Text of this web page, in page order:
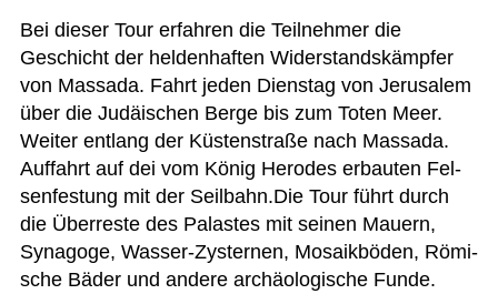
Bei die­ser Tour erfah­ren die Teil­neh­mer die
Geschicht der hel­den­haf­ten Wider­stands­kämp­fer
von Massada. Fahrt jeden Diens­tag von Jeru­sa­lem
über die Judäi­schen Berge bis zum Toten Meer.
Wei­ter ent­lang der Küs­ten­straße nach Massada.
Auf­fahrt auf dei vom König Hero­des erbau­ten Fel­
sen­fes­tung mit der Seilbahn.Die Tour führt durch
die Über­reste des Palas­tes mit sei­nen Mau­ern,
Syn­agoge, Was­ser-Zys­ter­nen, Mosa­ik­bö­den, Römi­
sche Bäder und andere archäo­lo­gi­sche Funde.